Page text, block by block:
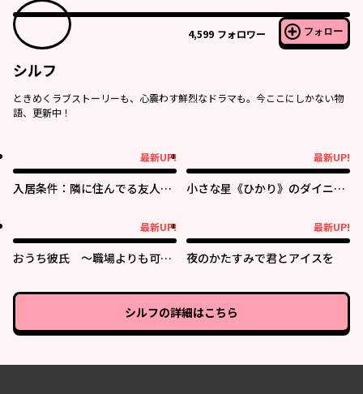
4,599 フォロワー フォロー
シルフ
ときめくラブストーリーも、心震わす鮮烈なドラマも。今ここにしかない物
語、更新中！
最新UP!
入居条件：隣に住んでる友人と
最新UP!
小さな星《ひかり》のダイニン
最新UP!
おうち彼氏 ～職場よりも可愛
最新UP!
夜のかたすみで君とアイスを
シルフの詳細はこちら